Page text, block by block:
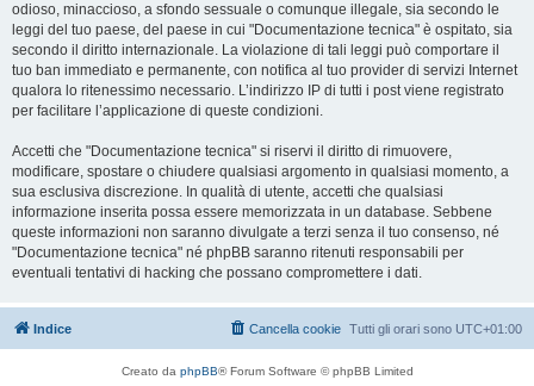
odioso, minaccioso, a sfondo sessuale o comunque illegale, sia secondo le
leggi del tuo paese, del paese in cui "Documentazione tecnica" è ospitato, sia
secondo il diritto internazionale. La violazione di tali leggi può comportare il
tuo ban immediato e permanente, con notifica al tuo provider di servizi Internet
qualora lo ritenessimo necessario. L’indirizzo IP di tutti i post viene registrato
per facilitare l’applicazione di queste condizioni.
Accetti che "Documentazione tecnica" si riservi il diritto di rimuovere,
modificare, spostare o chiudere qualsiasi argomento in qualsiasi momento, a
sua esclusiva discrezione. In qualità di utente, accetti che qualsiasi
informazione inserita possa essere memorizzata in un database. Sebbene
queste informazioni non saranno divulgate a terzi senza il tuo consenso, né
"Documentazione tecnica" né phpBB saranno ritenuti responsabili per
eventuali tentativi di hacking che possano compromettere i dati.
Indice Tutti gli orari sono UTC+01:00
Cancella cookie
Creato da phpBB® Forum Software © phpBB Limited